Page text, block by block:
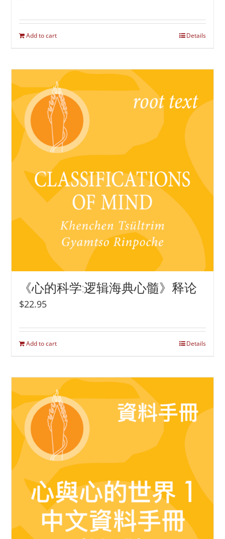
Add to cart Details
《心的科学:逻辑海典心髓》释论
$22.95
Add to cart Details